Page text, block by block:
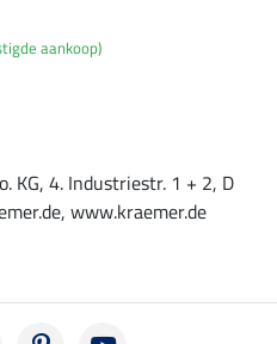
aankoop)
KG, 4. Industriestr. 1 + 2, D
www.kraemer.de